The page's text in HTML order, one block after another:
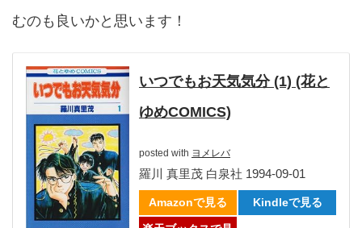
むのも良いかと思います！
いつでもお天気気分 (1) (花と
ゆめCOMICS)
posted with ヨメレバ
羅川 真里茂 白泉社 1994-09-01
Amazonで見る Kindleで見る